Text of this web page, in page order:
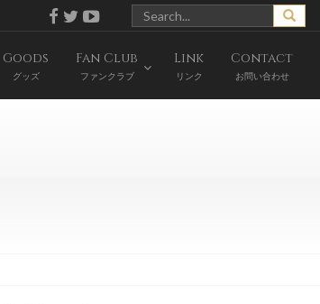
Goods
グッズ
Fan Club
ファンクラブ
Link
リンク
Contact
お問い合わせ